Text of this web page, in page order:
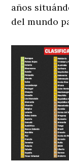
años
del mundo